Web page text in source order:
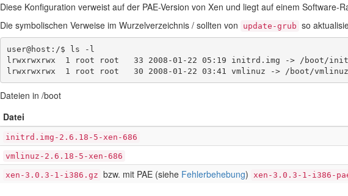
Diese Konfiguration verweist auf der PAE-Version von Xen und liegt auf einem Software-
Die symbolischen Verweise im Wurzelverzeichnis / sollten von
update-grub so
user@host:/$ ls -l
lrwxrwxrwx  1 root root   33 2008-01-22 05:19 initrd.img -> /boot/
lrwxrwxrwx  1 root root   30 2008-01-22 03:41 vmlinuz -> /boot/
Dateien in /boot
Datei
initrd.img-2.6.18-5-xen-686
vmlinuz-2.6.18-5-xen-686
xen-3.0.3-1-i386.gz bzw. mit PAE (siehe Fehlerbehebung) xen-3.0.3-1-i386-